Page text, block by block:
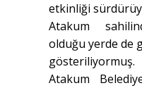
etkinliği
Atakum
olduğu yerde de
gösteriliyormuş.
Atakum